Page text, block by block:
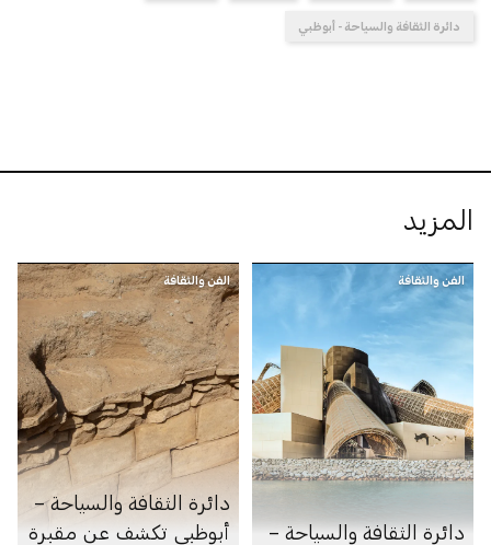
دائرة الثقافة والسياحة - أبوظبي
المزيد
الفن والثقافة
دائرة الثقافة والسياحة –
الفن والثقافة
دائرة الثقافة والسياحة –
أبوظبي تكشف عن مقبرة